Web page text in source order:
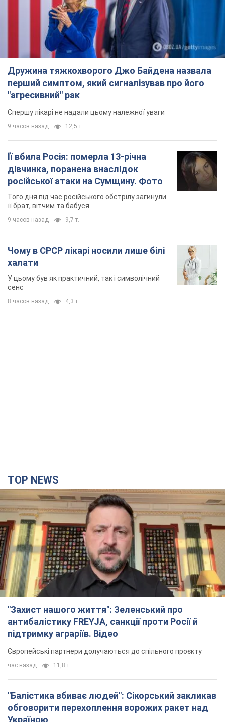
Її вбила Росія: померла 13-річна
дівчинка, поранена внаслідок
російської атаки на Сумщину. Фото
Того дня під час російського обстрілу загинули
9 часов назад
Чому в СРСР лікарі носили лише білі
халати
8 часов назад 4,3 т.
антибалістику FREYJA, санкції проти Росії й
підтримку аграріїв. Відео
Європейські партнери долучаються до спільного проєкту
час назад 11,8 т.
"Балістика вбиває людей": Сікорський закликав
обговорити перехоплення ворожих ракет над
Україною
Глава МЗС Польщі закликав до збиття російських ракет над
Україною
2 часа назад 3,1 т.
Податкова передасть Міноборони дані про
чоловіків 18-60 років: для чого це потрібно
3 часа назад 12,9 т.